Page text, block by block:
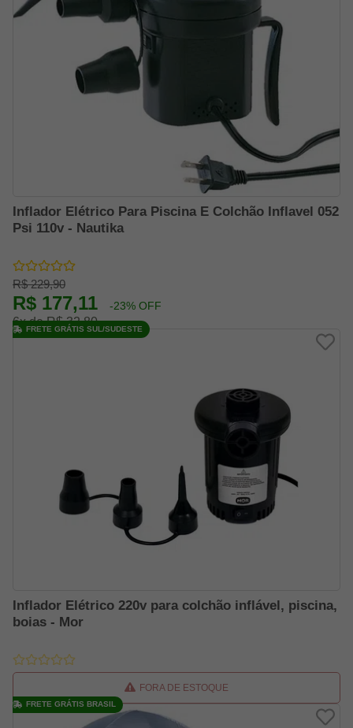
Inflador Elétrico Para Piscina E Colchão Inflavel 052
Psi 110v - Nautika
R$ 229,90
R$ 177,11 -23% OFF
6x de R$ 32,80
Inflador Elétrico 220v para colchão inflável, piscina,
boias - Mor
FORA DE ESTOQUE
FRETE GRÁTIS SUL/SUDESTE
FRETE GRÁTIS BRASIL